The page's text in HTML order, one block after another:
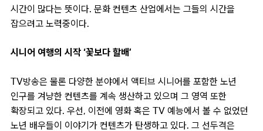
시간이 많다는 뜻이다. 문화 컨텐츠 산업에서는 그들의 시간을
잡으려고 노력중이다.
시니어 여행의 시작 ‘꽃보다 할배’
TV방송은 물론 다양한 분야에서 액티브 시니어를 포함한 노년
인구를 겨냥한 컨텐츠를 계속 생산하고 있으며 그 영역 또한
확장되고 있다. 우선, 이전에 영화 혹은 TV 예능에서 볼 수 없었던
노년 배우들이 이야기가 컨텐츠가 탄생하고 있다. 그 선두격은